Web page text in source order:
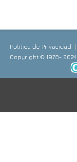
Política de Privacidad
Copyright © 1978- 2024